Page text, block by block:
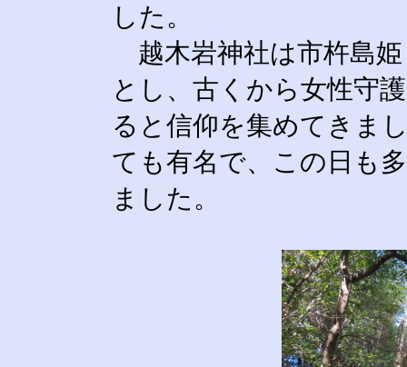
した。
越木岩神社は市杵島
とし、古くから女性守
ると信仰を集めてきま
ても有名で、この日も
ました。